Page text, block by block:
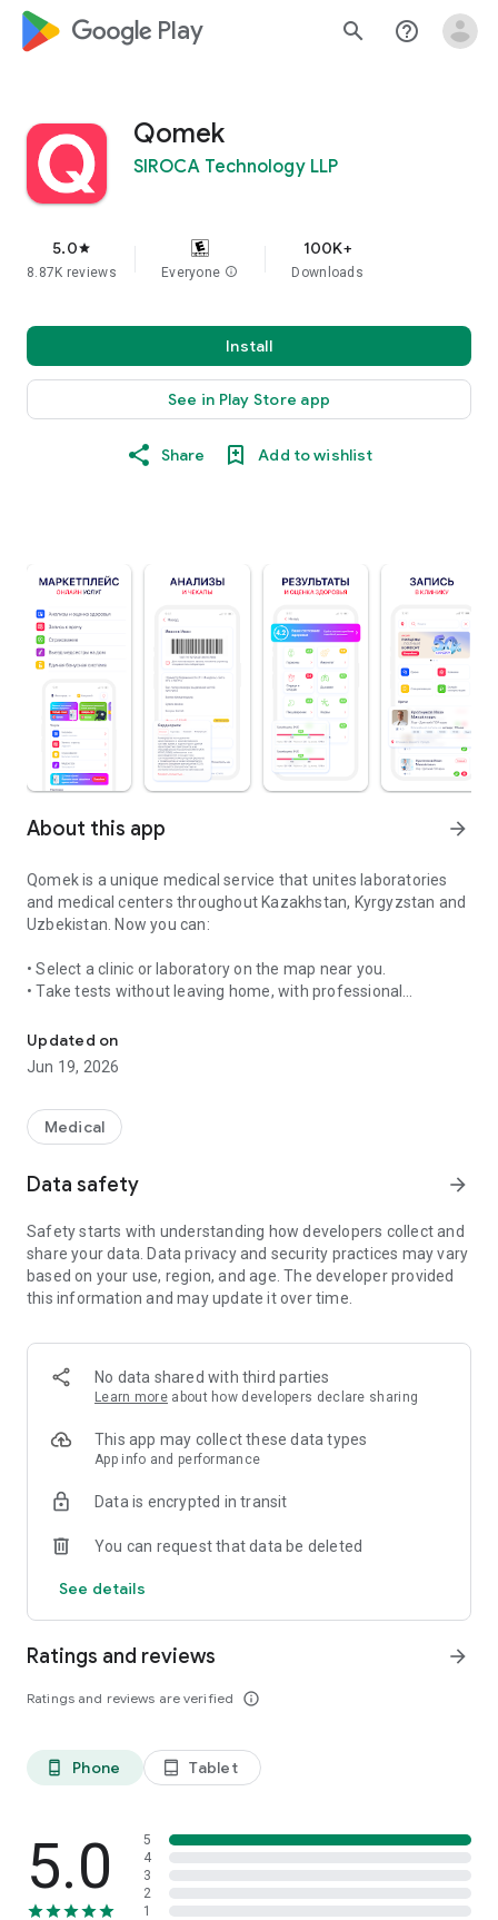
google_logo Play search help_outline
Qomek
SIROCA Technology LLP
5.0star
8.87K reviews Everyone info
100K+
Downloads
Install
See in Play Store app
Share Add to wishlist
About this app arrow_forward
Qomek is a unique medical service that unites laboratories
and medical centers throughout Kazakhstan, Kyrgyzstan and
Uzbekistan. Now you can:
• Select a clinic or laboratory on the map near you.
• Take tests without leaving home, with professional
• Assess your health and receive recommendations to
improve your well-being.
• Make an appointment at a medical center in your city,
the framework of VHI.
• Get online consultation from leading medical specialists.
abroad.
Qomek is your medical assistant in one application.
Install Qomek and get access to the next generation of
Updated on
Jun 19, 2026
Medical
Data safety arrow_forward
Safety starts with understanding how developers collect and
share your data. Data privacy and security practices may vary
based on your use, region, and age. The developer provided
this information and may update it over time.
No data shared with third parties
Learn more about how developers declare sharing
This app may collect these data types
App info and performance
Data is encrypted in transit
You can request that data be deleted
See details
Ratings and reviews
Ratings and reviews are verified info_outline
arrow_forward
phone_android Phone tablet_android Tablet
5.0
5
4
3
2
1